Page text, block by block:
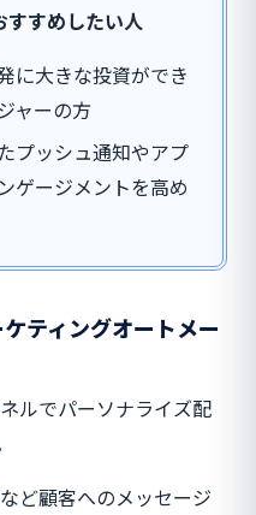
すめしたい人
に大きな投資ができ
ャーの方
プッシュ通知やアプ
ゲージメントを高め
ティングオートメー
ルでパーソナライズ配
ど顧客へのメッセージ